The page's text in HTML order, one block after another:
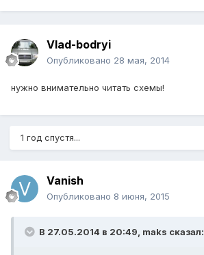
Vlad-bodryi
Опубликовано 28 мая, 2014
нужно внимательно читать схемы!
1 год спустя...
Vanish
Опубликовано 8 июня, 2015
В 27.05.2014 в 20:49, maks сказал: